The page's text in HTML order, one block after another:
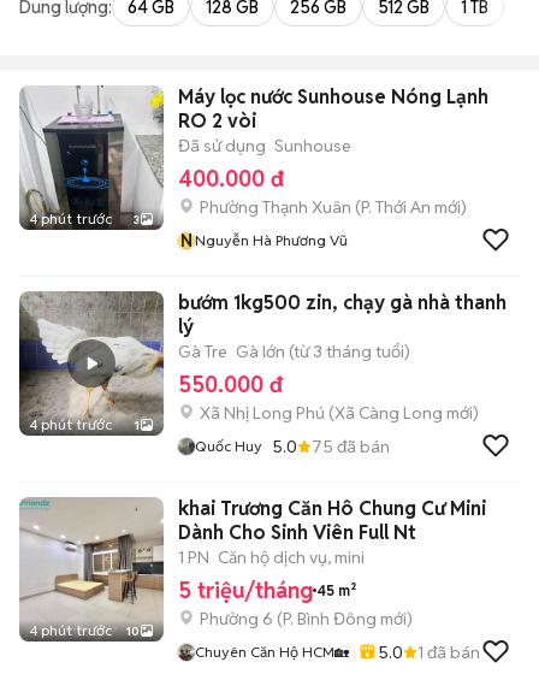
Dung lượng: 64 GB 128 GB 256 GB 512 GB 1 TB
4 phút trước 3
Máy lọc nước Sunhouse Nóng Lạnh
RO 2 vòi
Đã sử dụng Sunhouse
400.000 đ
Phường Thạnh Xuân (P. Thới An mới)
NNguyễn Hà Phương Vũ
4 phút trước 1
bướm 1kg500 zin, chạy gà nhà thanh
lý
Gà Tre Gà lớn (từ 3 tháng tuổi)
550.000 đ
Xã Nhị Long Phú (Xã Càng Long mới)
Quốc Huy 5.0 75 đã bán
4 phút trước 10
khai Trương Căn Hô Chung Cư Mini
Dành Cho Sinh Viên Full Nt
1 PN Căn hộ dịch vụ, mini
5 triệu/tháng 45 m²
Phường 6 (P. Bình Đông mới)
Chuyên Căn Hộ HCM🏡 5.0 1 đã bán